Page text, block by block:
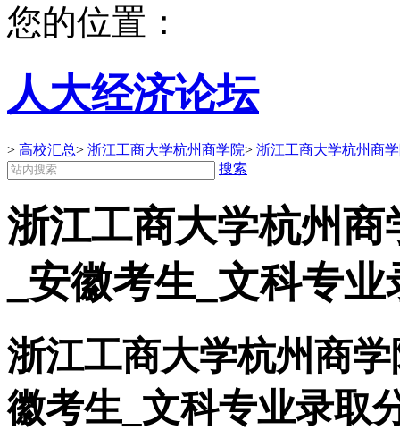
您的位置：
人大经济论坛
> 高校汇总> 浙江工商大学杭州商学院> 浙江工商大学杭州商
搜索
浙江工商大学杭州商
_安徽考生_文科专
浙江工商大学杭州商
徽考生_文科专业录取